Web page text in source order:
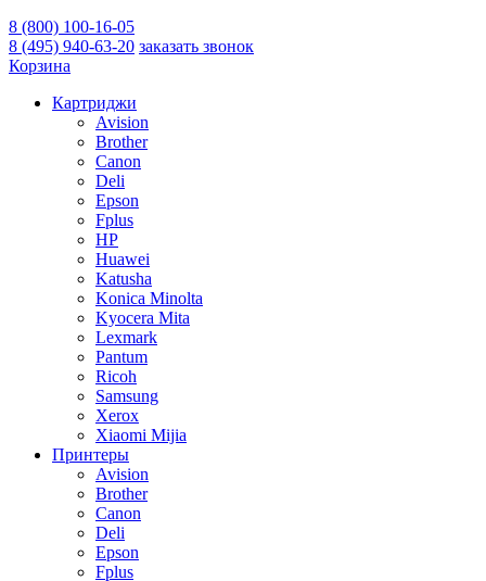
8 (800) 100-16-05
8 (495) 940-63-20 заказать звонок
Корзина
Картриджи
Avision
Brother
Canon
Deli
Epson
Fplus
HP
Huawei
Katusha
Konica Minolta
Kyocera Mita
Lexmark
Pantum
Ricoh
Samsung
Xerox
Xiaomi Mijia
Принтеры
Avision
Brother
Canon
Deli
Epson
Fplus